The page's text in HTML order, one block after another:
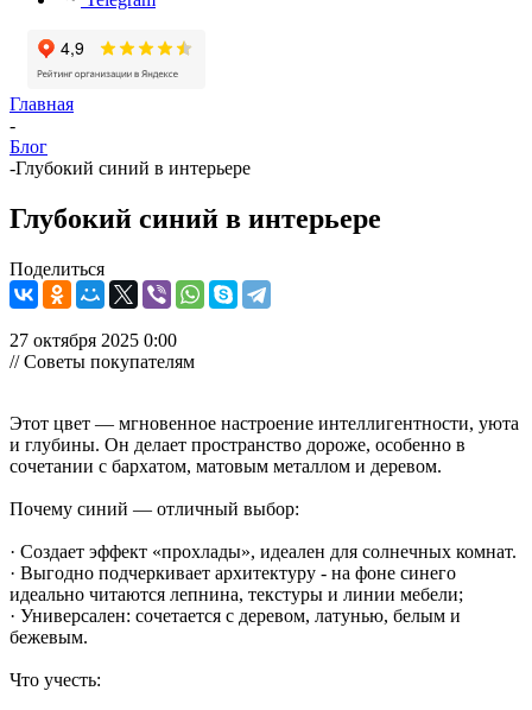
Главная
-
Блог
-Глубокий синий в интерьере
Глубокий синий в интерьере
Поделиться
27 октября 2025 0:00
// Советы покупателям
Этот цвет — мгновенное настроение интеллигентности, уюта
и глубины. Он делает пространство дороже, особенно в
сочетании с бархатом, матовым металлом и деревом.
Почему синий — отличный выбор:
· Создает эффект «прохлады», идеален для солнечных комнат.
· Выгодно подчеркивает архитектуру - на фоне синего
идеально читаются лепнина, текстуры и линии мебели;
· Универсален: сочетается с деревом, латунью, белым и
бежевым.
Что учесть: